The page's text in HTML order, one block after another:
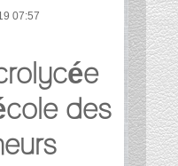
07:57
des